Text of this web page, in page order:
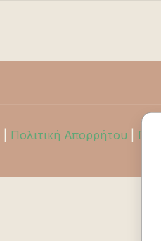
Πολιτική Απορρήτου